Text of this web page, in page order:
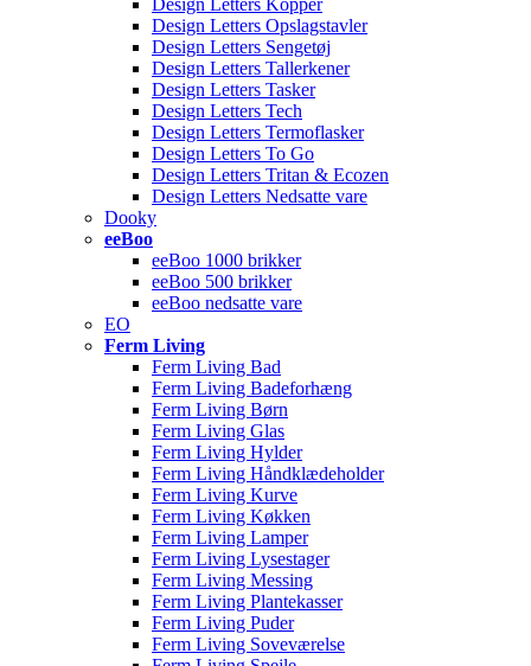
Design Letters Kopper
Design Letters Opslagstavler
Design Letters Sengetøj
Design Letters Tallerkener
Design Letters Tasker
Design Letters Tech
Design Letters Termoflasker
Design Letters To Go
Design Letters Tritan & Ecozen
Design Letters Nedsatte vare
Dooky
eeBoo
eeBoo 1000 brikker
eeBoo 500 brikker
eeBoo nedsatte vare
EO
Ferm Living
Ferm Living Bad
Ferm Living Badeforhæng
Ferm Living Børn
Ferm Living Glas
Ferm Living Hylder
Ferm Living Håndklædeholder
Ferm Living Kurve
Ferm Living Køkken
Ferm Living Lamper
Ferm Living Lysestager
Ferm Living Messing
Ferm Living Plantekasser
Ferm Living Puder
Ferm Living Soveværelse